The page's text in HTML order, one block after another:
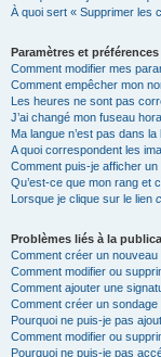
À quoi sert « Supprimer les
Paramètres et
Comment modifier mes
Comment empêcher mon
Les heures ne sont pas
J’ai changé mon fuseau
Ma langue n’est pas dans la
A quoi correspondent les
Comment puis-je afficher un
Qu’est-ce que mon rang et
Lorsque je clique sur le lien
Problèmes liés à la
Comment créer un
Comment modifier ou
Comment ajouter une
Comment créer un sondage
Pourquoi ne puis-je pas
Comment modifier ou
Pourquoi ne puis-je pas